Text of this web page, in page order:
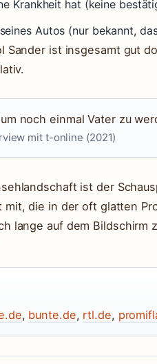
Krankheit hat (keine
Autos (nur bekannt,
Sander ist insgesamt gut
noch einmal Vater zu
mit t-online (2021)
ist der
mit, die in der oft glatten
lange auf dem
, bunte.de, rtl.de,